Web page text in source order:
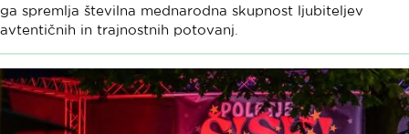
ga spremlja številna mednarodna skupnost ljubiteljev
avtentičnih in trajnostnih potovanj.